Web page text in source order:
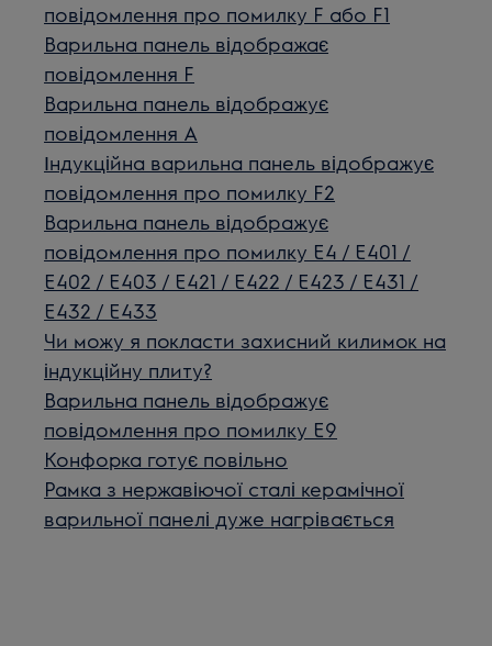
повідомлення про помилку F або F1
Варильна панель відображає
повідомлення F
Варильна панель відображує
повідомлення А
Індукційна варильна панель відображує
повідомлення про помилку F2
Варильна панель відображує
повідомлення про помилку E4 / E401 /
E402 / E403 / E421 / E422 / E423 / E431 /
E432 / E433
Чи можу я покласти захисний килимок на
індукційну плиту?
Варильна панель відображує
повідомлення про помилку E9
Конфорка готує повільно
Рамка з нержавіючої сталі керамічної
варильної панелі дуже нагрівається